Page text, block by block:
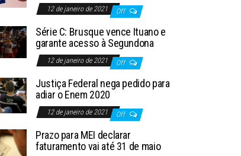
12 de janeiro de 2021 Off
Série C: Brusque vence Ituano e
garante acesso à Segundona
12 de janeiro de 2021 Off
Justiça Federal nega pedido para
adiar o Enem 2020
12 de janeiro de 2021 Off
Prazo para MEI declarar
faturamento vai até 31 de maio